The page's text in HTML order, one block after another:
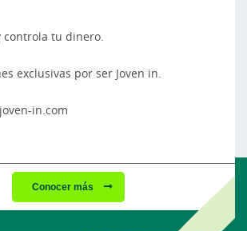
controla tu dinero.
exclusivas por ser Joven in.
in.com
Conocer más